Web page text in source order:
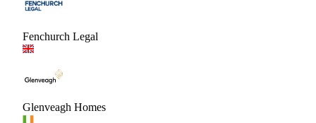
Fenchurch Legal
Glenveagh Homes